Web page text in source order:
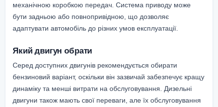
механічною коробкою передач. Система приводу може
бути задньою або повнопривідною, що дозволяє
адаптувати автомобіль до різних умов експлуатації.
Який двигун обрати
Серед доступних двигунів рекомендується обирати
бензиновий варіант, оскільки він зазвичай забезпечує кращу
динаміку та менші витрати на обслуговування. Дизельні
двигуни також мають свої переваги, але їх обслуговування